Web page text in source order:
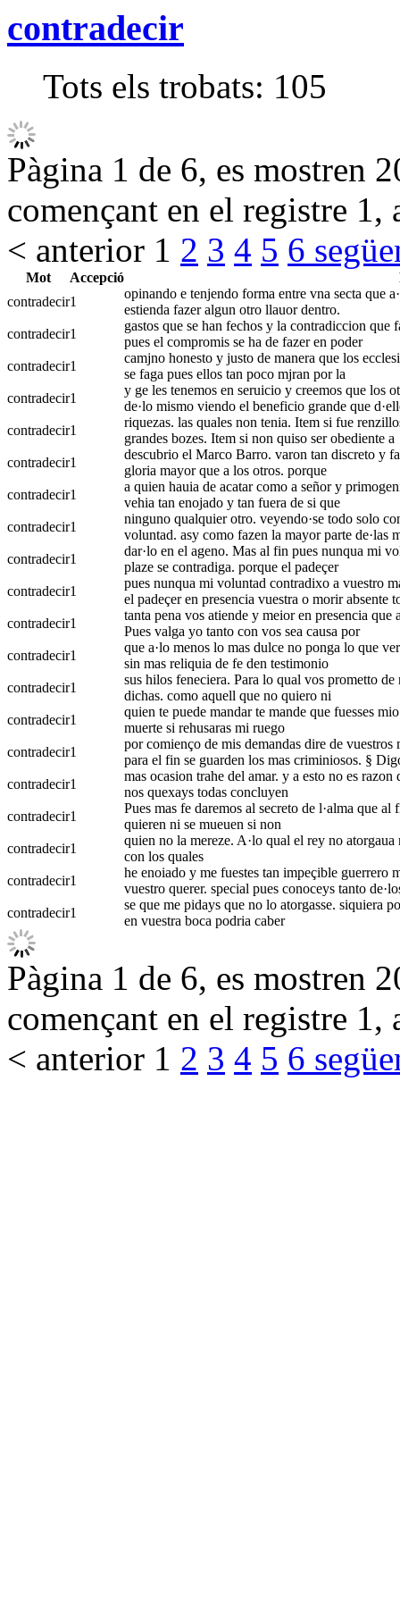
contradecir
Tots els trobats: 105
Pàgina 1 de 6, es mostren
començant en el registre 1,
< anterior 1 2 3 4 5 6
Mot Accepció
contradecir1
opinando e tenjendo forma entre vna secta que
estienda fazer algun otro llauor dentro.
contradecir1
gastos que se han fechos y la contradiccion que
pues el compromis se ha de fazer en poder
contradecir1
camjno honesto y justo de manera que los
se faga pues ellos tan poco mjran por la
contradecir1
y ge les tenemos en seruicio y creemos que los
de·lo mismo viendo el beneficio grande que
contradecir1
riquezas. las quales non tenia. Item si fue
grandes bozes. Item si non quiso ser obediente a
contradecir1
descubrio el Marco Barro. varon tan discreto y
gloria mayor que a los otros. porque
contradecir1
a quien hauia de acatar como a señor y
vehia tan enojado y tan fuera de si que
contradecir1
ninguno qualquier otro. veyendo·se todo solo
voluntad. asy como fazen la mayor parte de·las
contradecir1
dar·lo en el ageno. Mas al fin pues nunqua mi
plaze se contradiga. porque el padeçer
contradecir1
pues nunqua mi voluntad contradixo a vuestro
el padeçer en presencia vuestra o morir absente
contradecir1
tanta pena vos atiende y meior en presencia que
Pues valga yo tanto con vos sea causa por
contradecir1
que a·lo menos lo mas dulce no ponga lo que
sin mas reliquia de fe den testimonio
contradecir1
sus hilos feneciera. Para lo qual vos prometto
dichas. como aquell que no quiero ni
contradecir1
quien te puede mandar te mande que fuesses
muerte si rehusaras mi ruego
contradecir1
por comienço de mis demandas dire de
para el fin se guarden los mas criminiosos. §
contradecir1
mas ocasion trahe del amar. y a esto no es
nos quexays todas concluyen
contradecir1
Pues mas fe daremos al secreto de l·alma que
quieren ni se mueuen si non
contradecir1
quien no la mereze. A·lo qual el rey no
con los quales
contradecir1
he enoiado y me fuestes tan impeçible guerrero
vuestro querer. special pues conoceys tanto
contradecir1
se que me pidays que no lo atorgasse. siquiera
en vuestra boca podria caber
Pàgina 1 de 6, es mostren
començant en el registre 1,
< anterior 1 2 3 4 5 6